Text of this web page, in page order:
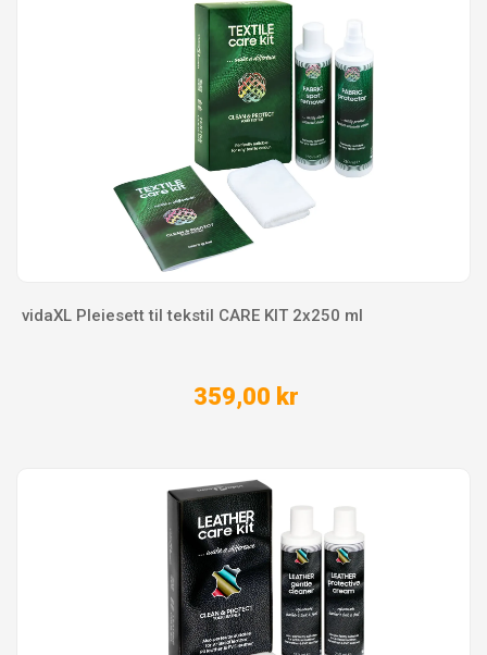
vidaXL Pleiesett til tekstil CARE KIT 2x250 ml
359,00 kr